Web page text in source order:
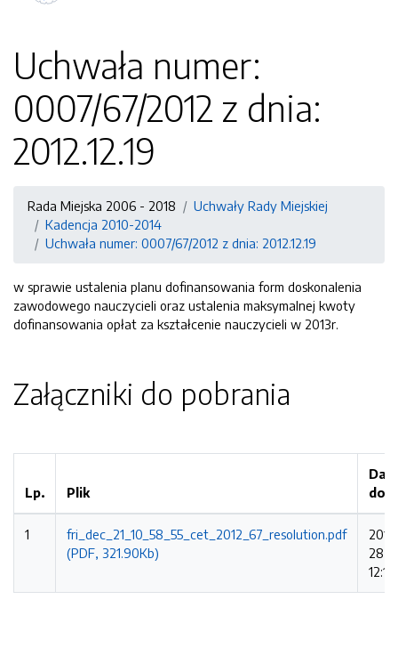
Uchwała numer:
0007/67/2012 z dnia:
2012.12.19
Rada Miejska 2006 - 2018
Uchwały Rady Miejskiej
Kadencja 2010-2014
Uchwała numer: 0007/67/2012 z dnia: 2012.12.19
w sprawie ustalenia planu dofinansowania form doskonalenia
zawodowego nauczycieli oraz ustalenia maksymalnej kwoty
dofinansowania opłat za kształcenie nauczycieli w 2013r.
Załączniki do pobrania
Lp. Plik
1
fri_dec_21_10_58_55_cet_2012_67_resolution.pdf
(PDF, 321.90Kb)
28